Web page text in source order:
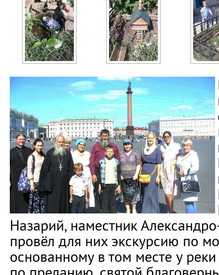
Назарий, наместник
провёл для них экскурсию по
основанному в том месте у реки